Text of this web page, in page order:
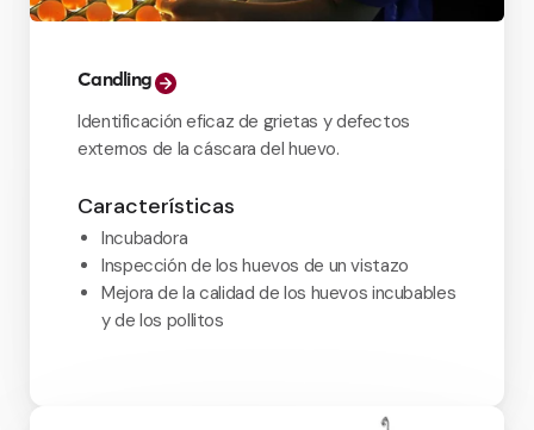
Candling
Identificación eficaz de grietas y defectos
externos de la cáscara del huevo.
Características
Incubadora
Inspección de los huevos de un vistazo
Mejora de la calidad de los huevos incubables
y de los pollitos